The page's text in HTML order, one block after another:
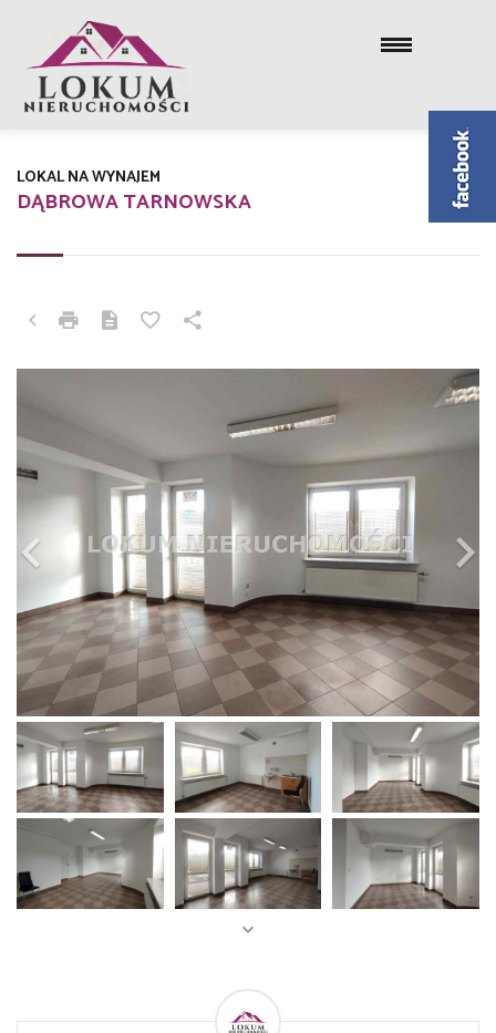
DĄBROWA TARNOWSKA
LOKAL NA WYNAJEM